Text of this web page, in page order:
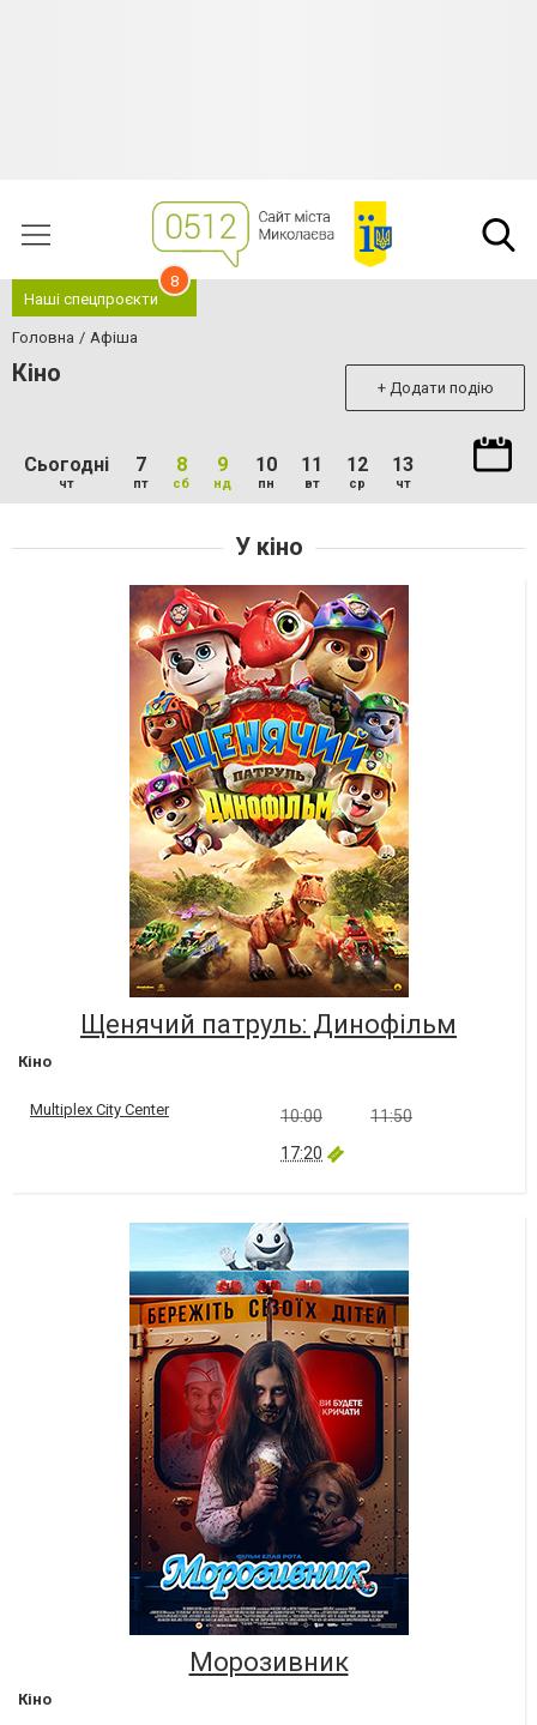
Наші спецпроєкти
8
Головна Афіша
Кіно + Додати подію
Сьогодні
чт
7
пт
8
сб
9
нд
10
пн
11
вт
12
ср
13
чт
У кіно
Щенячий патруль: Динофільм
Кіно
Multiplex City Center 10:00
11:50
17:20
Морозивник
Кіно